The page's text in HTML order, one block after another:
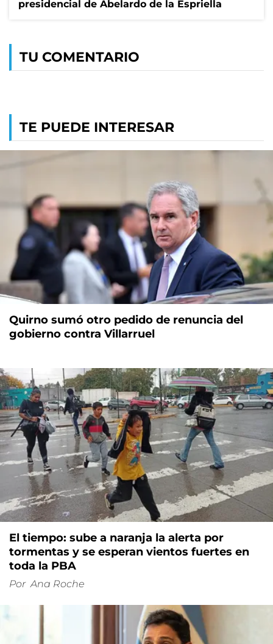
presidencial de Abelardo de la Espriella
TU COMENTARIO
TE PUEDE INTERESAR
Quirno sumó otro pedido de renuncia del
gobierno contra Villarruel
El tiempo: sube a naranja la alerta por
tormentas y se esperan vientos fuertes en
toda la PBA
Por Ana Roche